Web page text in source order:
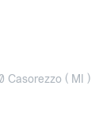
Casorezzo ( MI )